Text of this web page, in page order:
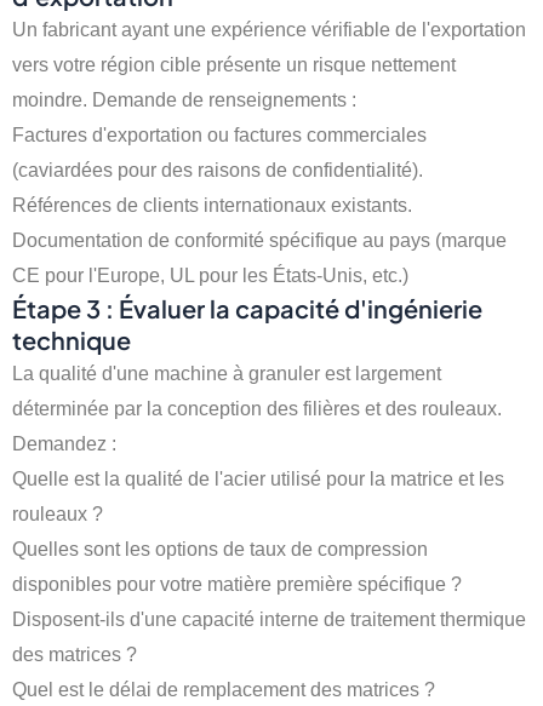
Un fabricant ayant une expérience vérifiable de l'exportation
vers votre région cible présente un risque nettement
moindre. Demande de renseignements :
Factures d'exportation ou factures commerciales
(caviardées pour des raisons de confidentialité).
Références de clients internationaux existants.
Documentation de conformité spécifique au pays (marque
CE pour l'Europe, UL pour les États-Unis, etc.)
Étape 3 : Évaluer la capacité d'ingénierie
technique
La qualité d'une machine à granuler est largement
déterminée par la conception des filières et des rouleaux.
Demandez :
Quelle est la qualité de l'acier utilisé pour la matrice et les
rouleaux ?
Quelles sont les options de taux de compression
disponibles pour votre matière première spécifique ?
Disposent-ils d'une capacité interne de traitement thermique
des matrices ?
Quel est le délai de remplacement des matrices ?